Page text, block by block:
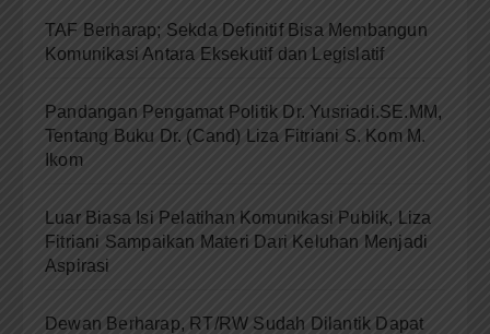
TAF Berharap; Sekda Definitif Bisa Membangun
Komunikasi Antara Eksekutif dan Legislatif
Pandangan Pengamat Politik Dr. Yusriadi.SE.MM,
Tentang Buku Dr. (Cand) Liza Fitriani S. Kom M.
Ikom
Luar Biasa Isi Pelatihan Komunikasi Publik, Liza
Fitriani Sampaikan Materi Dari Keluhan Menjadi
Aspirasi
Dewan Berharap, RT/RW Sudah Dilantik Dapat